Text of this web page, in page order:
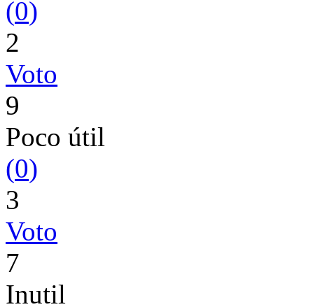
(0)
2
Voto
9
Poco útil
(0)
3
Voto
7
Inutil